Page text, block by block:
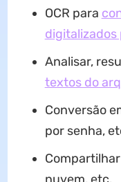
OCR para
digitalizados
Analisar,
textos do
Conversão
por senha,
nuvem, etc.